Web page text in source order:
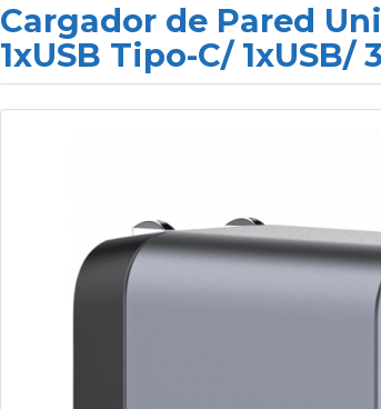
Cargador de Pared
1xUSB Tipo-C/ 1xUSB/